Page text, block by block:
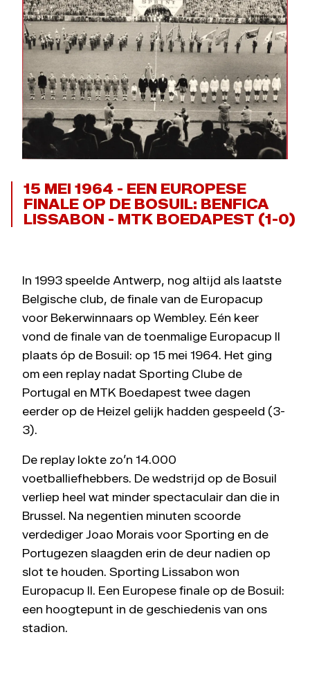
15 MEI 1964 - EEN EUROPESE
FINALE OP DE BOSUIL: BENFICA
LISSABON - MTK BOEDAPEST (1-0)
In 1993 speelde Antwerp, nog altijd als laatste
Belgische club, de finale van de Europacup
voor Bekerwinnaars op Wembley. Eén keer
vond de finale van de toenmalige Europacup II
plaats óp de Bosuil: op 15 mei 1964. Het ging
om een replay nadat Sporting Clube de
Portugal en MTK Boedapest twee dagen
eerder op de Heizel gelijk hadden gespeeld (3-
3).
De replay lokte zo’n 14.000
voetballiefhebbers. De wedstrijd op de Bosuil
verliep heel wat minder spectaculair dan die in
Brussel. Na negentien minuten scoorde
verdediger Joao Morais voor Sporting en de
Portugezen slaagden erin de deur nadien op
slot te houden. Sporting Lissabon won
Europacup II. Een Europese finale op de Bosuil:
een hoogtepunt in de geschiedenis van ons
stadion.